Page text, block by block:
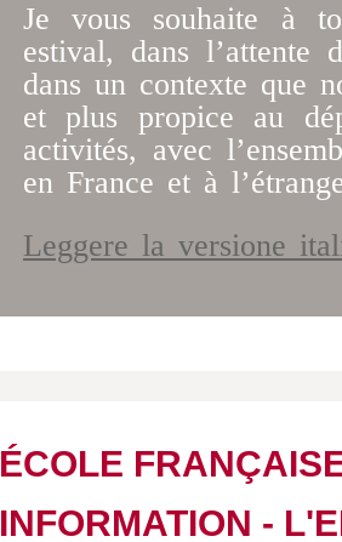
Je vous souhaite à
estival, dans l’attente
dans un contexte que
et plus propice au
activités, avec
en France et à
Leggere la versione
ÉCOLE
INFORMATION -